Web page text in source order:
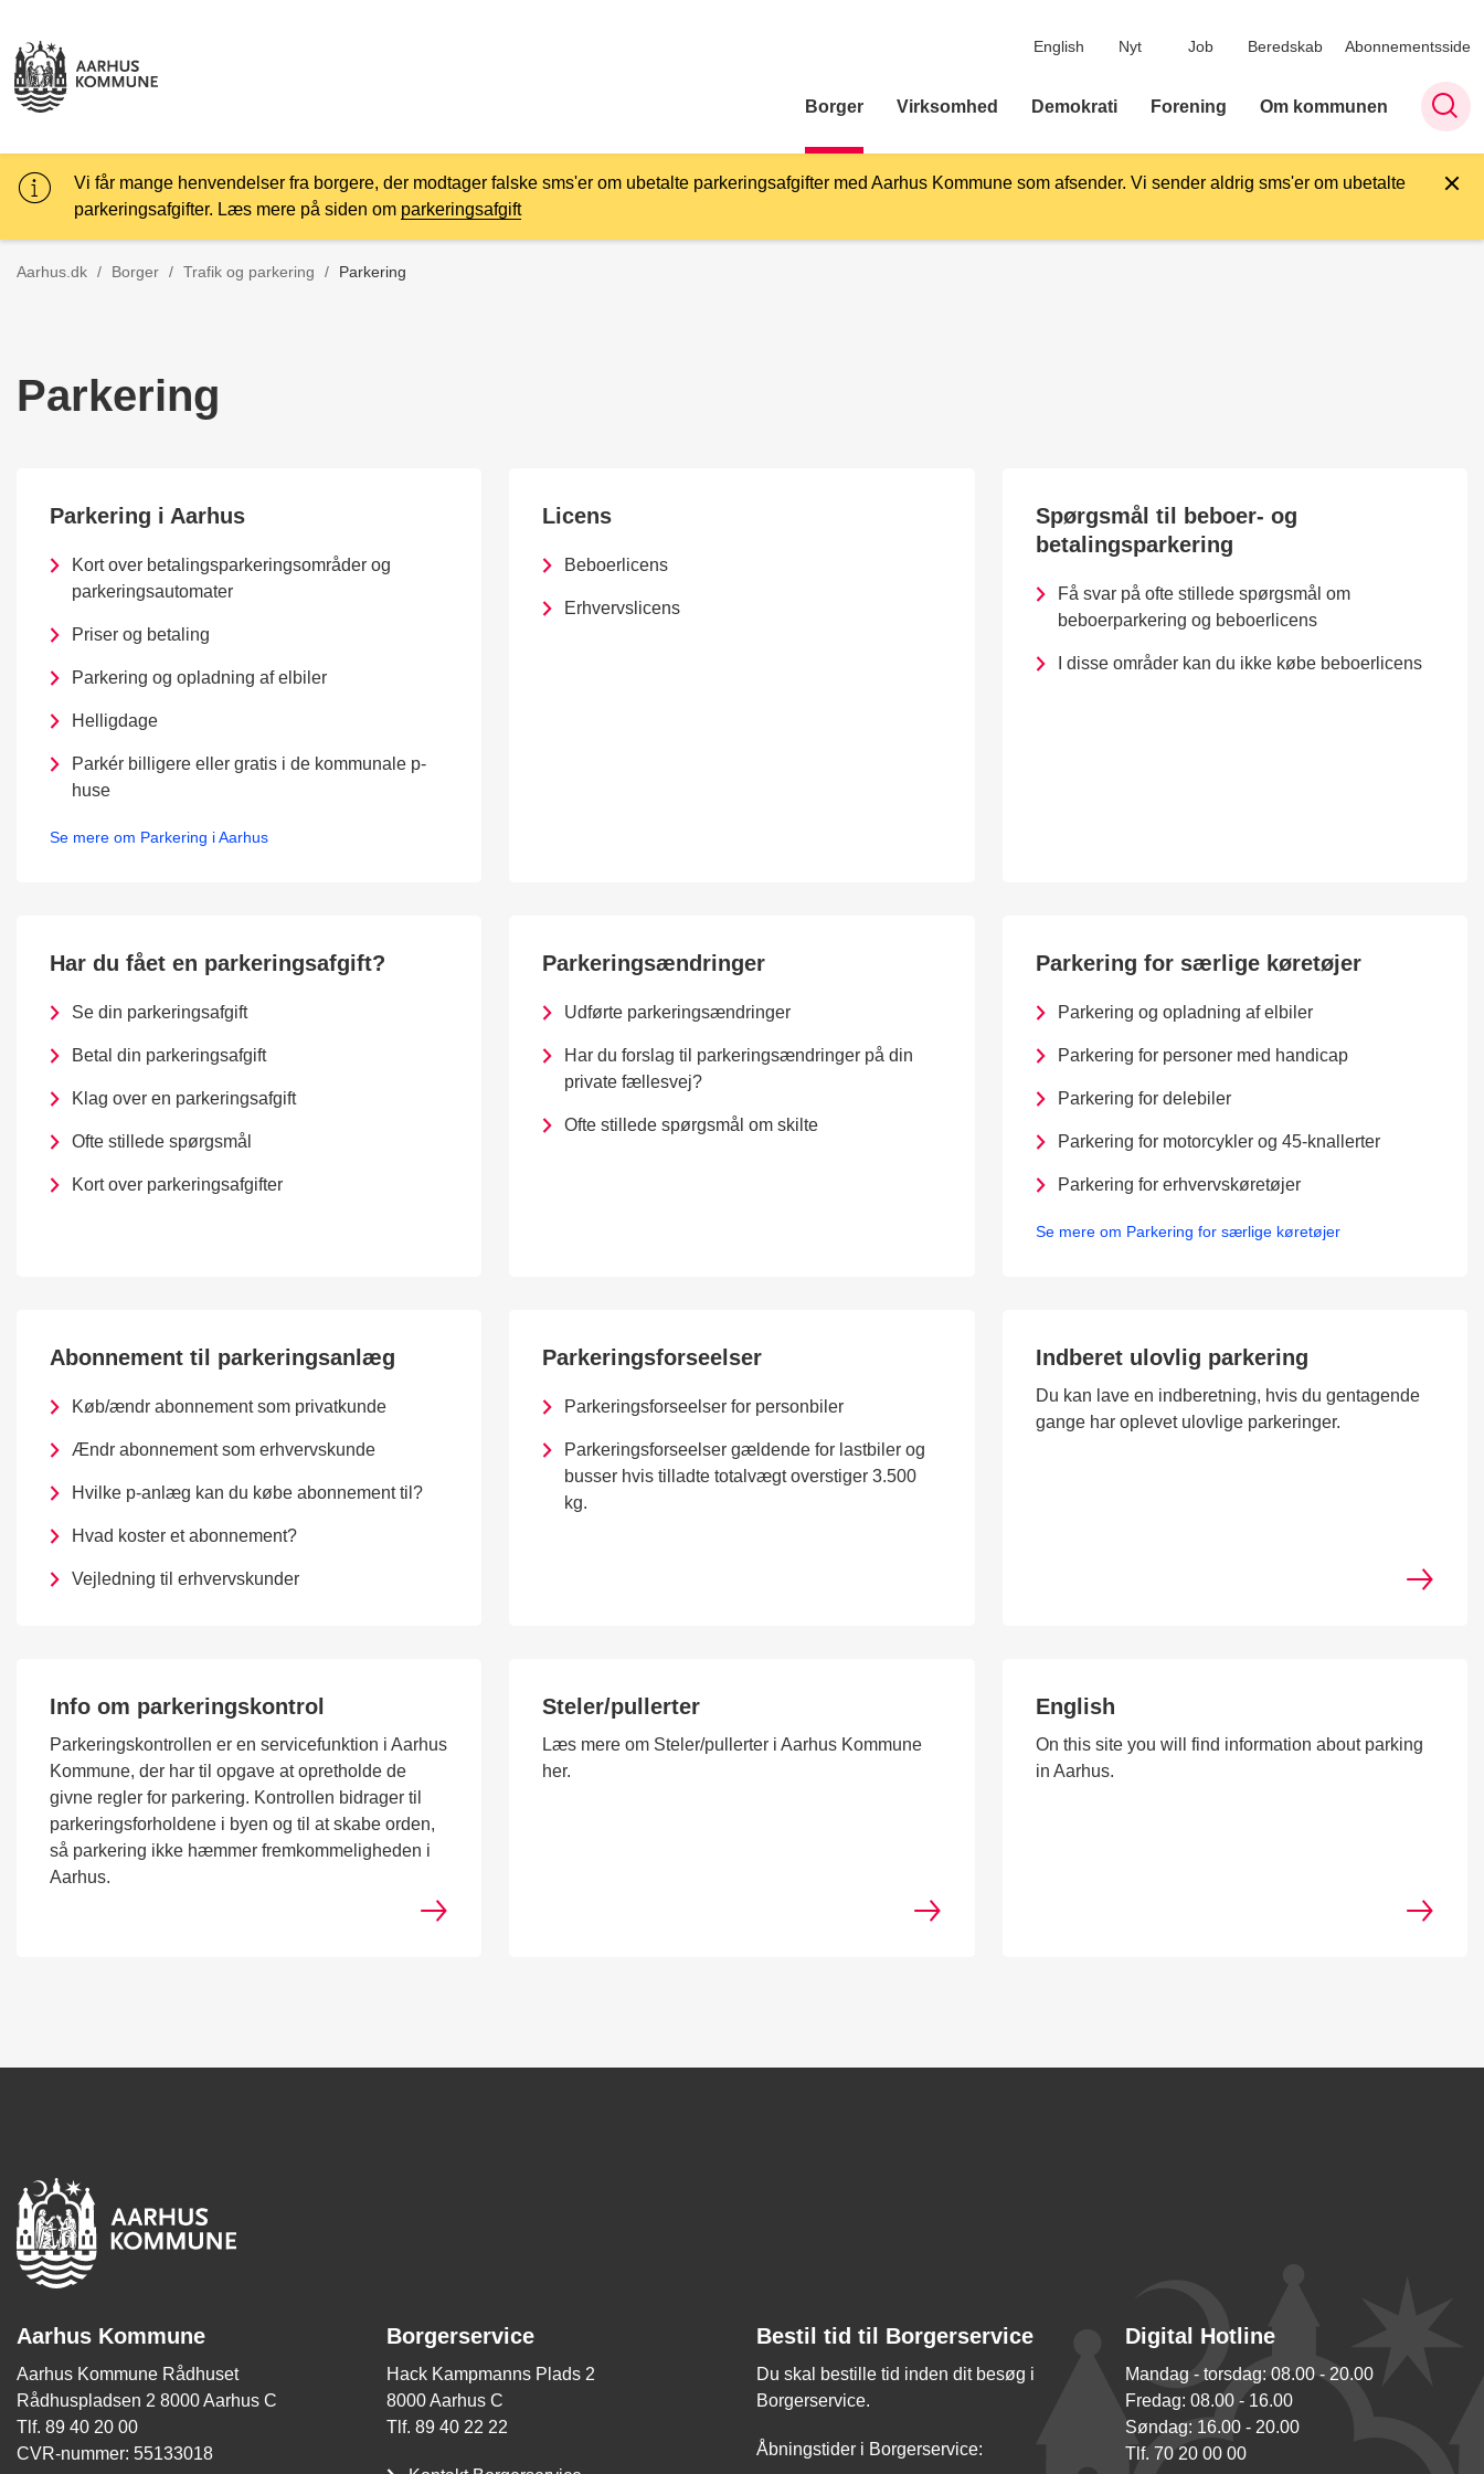
English Nyt Job Beredskab Abonnementsside
Borger Virksomhed Demokrati Forening Om kommunen
Vi får mange henvendelser fra borgere, der modtager falske sms'er om ubetalte parkeringsafgifter med Aarhus Kommune som afsender. Vi sender aldrig sms'er om ubetalte
parkeringsafgifter. Læs mere på siden om parkeringsafgift
Aarhus.dk / Borger / Tilbage til
Trafik og parkering / Parkering
Parkering
Parkering i Aarhus
Kort over betalingsparkeringsområder og
parkeringsautomater
Priser og betaling
Parkering og opladning af elbiler
Helligdage
Parkér billigere eller gratis i de kommunale p-
huse
Se mere om Parkering i Aarhus
Licens
Beboerlicens
Erhvervslicens
Spørgsmål til beboer- og
betalingsparkering
Få svar på ofte stillede spørgsmål om
beboerparkering og beboerlicens
I disse områder kan du ikke købe beboerlicens
Har du fået en parkeringsafgift?
Se din parkeringsafgift
Betal din parkeringsafgift
Klag over en parkeringsafgift
Ofte stillede spørgsmål
Kort over parkeringsafgifter
Parkeringsændringer
Udførte parkeringsændringer
Har du forslag til parkeringsændringer på din
private fællesvej?
Ofte stillede spørgsmål om skilte
Parkering for særlige køretøjer
Parkering og opladning af elbiler
Parkering for personer med handicap
Parkering for delebiler
Parkering for motorcykler og 45-knallerter
Parkering for erhvervskøretøjer
Se mere om Parkering for særlige køretøjer
Abonnement til parkeringsanlæg
Køb/ændr abonnement som privatkunde
Ændr abonnement som erhvervskunde
Hvilke p-anlæg kan du købe abonnement til?
Hvad koster et abonnement?
Vejledning til erhvervskunder
Parkeringsforseelser
Parkeringsforseelser for personbiler
Parkeringsforseelser gældende for lastbiler og
busser hvis tilladte totalvægt overstiger 3.500
kg.
Indberet ulovlig parkering
Du kan lave en indberetning, hvis du gentagende
gange har oplevet ulovlige parkeringer.
Info om parkeringskontrol
Parkeringskontrollen er en servicefunktion i Aarhus
Kommune, der har til opgave at opretholde de
givne regler for parkering. Kontrollen bidrager til
parkeringsforholdene i byen og til at skabe orden,
så parkering ikke hæmmer fremkommeligheden i
Aarhus.
Steler/pullerter
Læs mere om Steler/pullerter i Aarhus Kommune
her.
English
On this site you will find information about parking
in Aarhus.
Aarhus Kommune
Aarhus Kommune Rådhuset
Rådhuspladsen 2 8000 Aarhus C
Tlf. 89 40 20 00
CVR-nummer: 55133018
Borgerservice
Hack Kampmanns Plads 2
8000 Aarhus C
Tlf. 89 40 22 22
Bestil tid til Borgerservice
Du skal bestille tid inden dit besøg i
Borgerservice.
Åbningstider i Borgerservice:
Digital Hotline
Mandag - torsdag: 08.00 - 20.00
Fredag: 08.00 - 16.00
Søndag: 16.00 - 20.00
Tlf. 70 20 00 00